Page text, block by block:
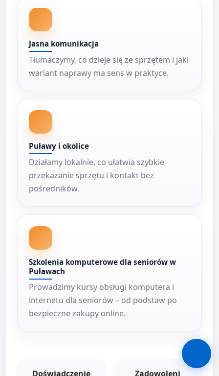
Jasna komunikacja
Tłumaczymy, co dzieje się ze sprzętem i jaki
wariant naprawy ma sens w praktyce.
Puławy i okolice
Działamy lokalnie, co ułatwia szybkie
przekazanie sprzętu i kontakt bez
pośredników.
Szkolenia komputerowe dla seniorów w
Puławach
Prowadzimy kursy obsługi komputera i
internetu dla seniorów – od podstaw po
bezpieczne zakupy online.
Doświadczenie Zadowoleni